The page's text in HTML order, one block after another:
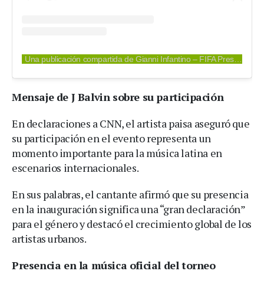
Una publicación compartida de Gianni Infantino – FIFA President (@gianni_infantino)
Mensaje de J Balvin sobre su participación
En declaraciones a CNN, el artista paisa aseguró que
su participación en el evento representa un
momento importante para la música latina en
escenarios internacionales.
En sus palabras, el cantante afirmó que su presencia
en la inauguración significa una “gran declaración”
para el género y destacó el crecimiento global de los
artistas urbanos.
Presencia en la música oficial del torneo